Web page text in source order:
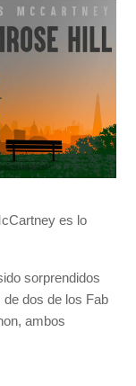
es lo
sorprendidos
de dos de los Fab
ambos